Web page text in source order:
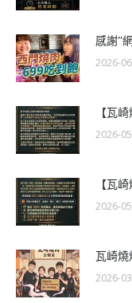
感謝”
2026-
【瓦
2026-
【瓦
2026-
瓦崎
2026-